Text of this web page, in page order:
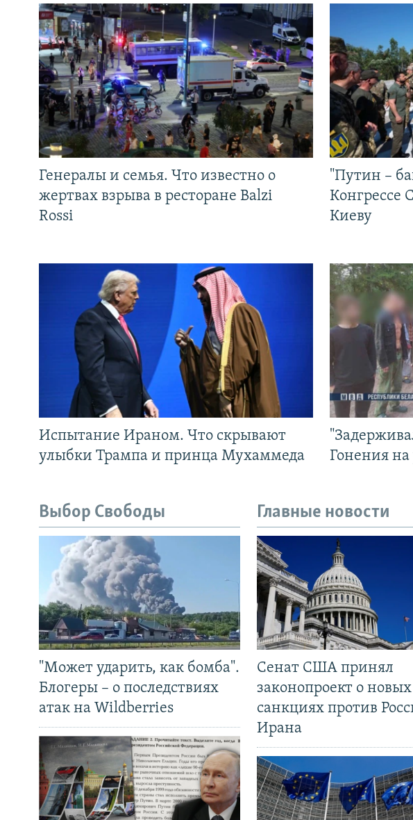
Генералы и семья. Что известно о
жертвах взрыва в ресторане Balzi
Rossi
"Путин –
Конгрессе
Киеву
Испытание Ираном. Что скрывают
улыбки Трампа и принца Мухаммеда
Гонения
Выбор Свободы
"Может ударить, как бомба".
Блогеры – о последствиях
атак на Wildberries
Главные новости
Сенат США принял
законопроект о новых
санкциях против
Ирана